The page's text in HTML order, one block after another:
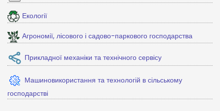
Екології
Агрономії, лісового і садово-паркового господарства
Прикладної механіки та технічного сервісу
Машиновикористання та технологій в сільському
господарстві